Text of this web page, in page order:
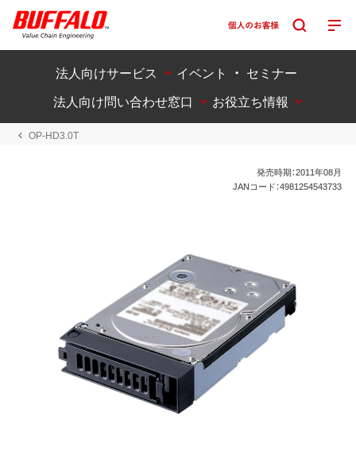
法人向けサービス
イベント ・ セミナー
法人向け問い合わせ窓口
お役立ち情報
OP-HD3.0T
発売時期：2011年08月
JANコード：4981254543733